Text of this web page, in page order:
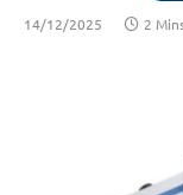
14/12/2025 2